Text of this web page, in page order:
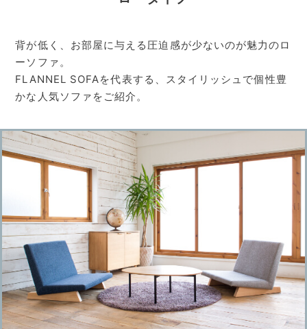
背が低く、お部屋に与える圧迫感が少ないのが魅力のロ
ーソファ。
FLANNEL SOFAを代表する、スタイリッシュで個性豊
かな人気ソファをご紹介。